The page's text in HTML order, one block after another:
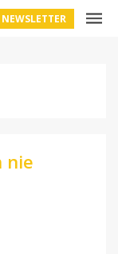
NEWSLETTER
nie